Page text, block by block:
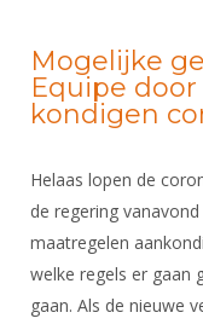
Mogelijke
Equipe
kondigen
Helaas lopen de
de regering
maatregelen
welke regels er gaan
gaan. Als de nieuwe